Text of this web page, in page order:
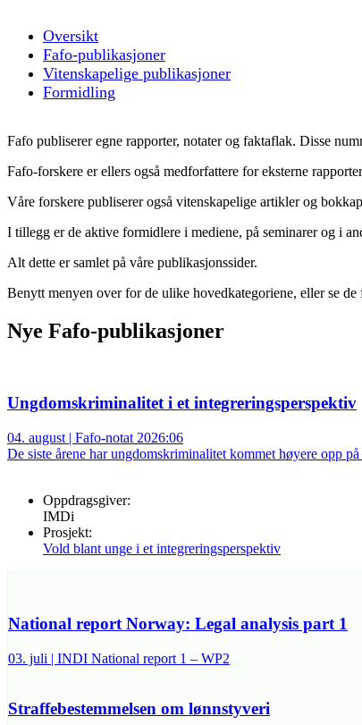
Oversikt
Fafo-publikasjoner
Vitenskapelige publikasjoner
Formidling
Fafo publiserer egne rapporter, notater og faktaflak. Disse
Fafo-forskere er ellers også medforfattere for eksterne
Våre forskere publiserer også vitenskapelige artikler og
I tillegg er de aktive formidlere i mediene, på seminarer og i
Alt dette er samlet på våre publikasjonssider.
Benytt menyen over for de ulike hovedkategoriene, eller se de
Nye Fafo-publikasjoner
Ungdomskriminalitet i et integreringsperspektiv
04. august | Fafo-notat 2026:06
De siste årene har ungdomskriminalitet kommet høyere opp
Oppdragsgiver:
IMDi
Prosjekt:
Vold blant unge i et integreringsperspektiv
National report Norway: Legal analysis part 1
03. juli | INDI National report 1 – WP2
Straffebestemmelsen om lønnstyveri